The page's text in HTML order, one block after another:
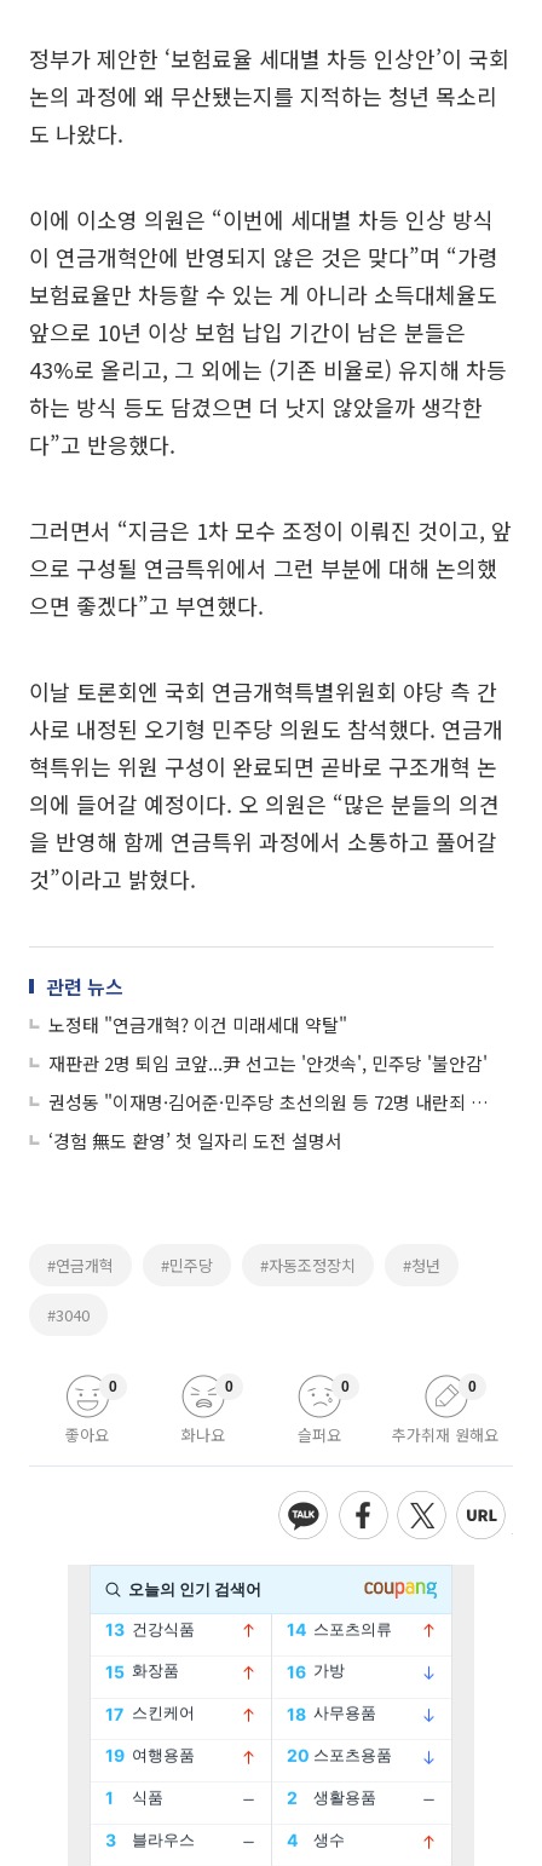
정부가 제안한 ‘보험료율 세대별 차등 인상안’이 국회
논의 과정에 왜 무산됐는지를 지적하는 청년 목소리
도 나왔다.
이에 이소영 의원은 “이번에 세대별 차등 인상 방식
이 연금개혁안에 반영되지 않은 것은 맞다”며 “가령
보험료율만 차등할 수 있는 게 아니라 소득대체율도
앞으로 10년 이상 보험 납입 기간이 남은 분들은
43%로 올리고, 그 외에는 (기존 비율로) 유지해 차등
하는 방식 등도 담겼으면 더 낫지 않았을까 생각한
다”고 반응했다.
그러면서 “지금은 1차 모수 조정이 이뤄진 것이고, 앞
으로 구성될 연금특위에서 그런 부분에 대해 논의했
으면 좋겠다”고 부연했다.
이날 토론회엔 국회 연금개혁특별위원회 야당 측 간
사로 내정된 오기형 민주당 의원도 참석했다. 연금개
혁특위는 위원 구성이 완료되면 곧바로 구조개혁 논
의에 들어갈 예정이다. 오 의원은 “많은 분들의 의견
을 반영해 함께 연금특위 과정에서 소통하고 풀어갈
것”이라고 밝혔다.
관련 뉴스
노정태 "연금개혁? 이건 미래세대 약탈"
재판관 2명 퇴임 코앞...尹 선고는 '안갯속', 민주당 '불안감'
권성동 "이재명·김어준·민주당 초선의원 등 72명 내란죄 고발"
‘경험 無도 환영’ 첫 일자리 도전 설명서
#연금개혁 #민주당 #자동조정장치 #청년
#3040
좋아요
0
화나요
0
슬퍼요
0
추가취재 원해요
0